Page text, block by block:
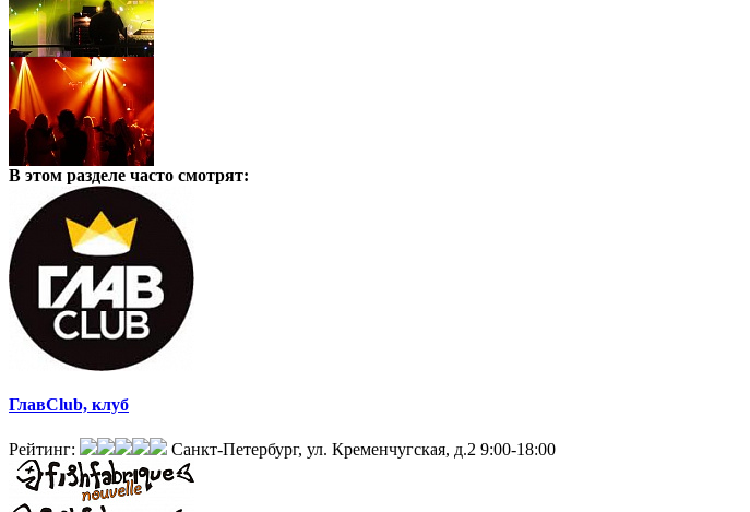
В этом разделе часто смотрят:
ГлавClub, клуб
Рейтинг: Санкт-Петербург, ул. Кременчугская, д.2 9:00-18:00